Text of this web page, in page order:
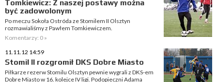
Tomkiewicz: Z naszej postawy można
być zadowolonym
Po meczu Sokoła Ostróda ze Stomilem II Olsztyn
rozmawialiśmy z Pawłem Tomkiewiczem.
Komentarzy: 0 »
11.11.12 14:59
Stomil II rozgromił DKS Dobre Miasto
Piłkarze rezerw Stomilu Olsztyn pewnie wygrali z DKS-em
Dobre Miasto w 16. kolejce IV ligi. Podopieczni Adama